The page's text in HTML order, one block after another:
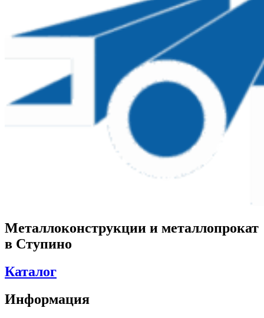
Металлоконструкции и металлопрокат
в Ступино
Каталог
Информация